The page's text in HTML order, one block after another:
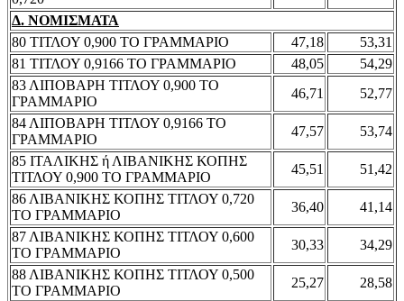
Δ. ΝΟΜΙΣΜΑΤΑ
80 ΤΙΤΛΟΥ 0,900 ΤΟ ΓΡΑΜΜΑΡΙΟ
47,18
53,31
81 ΤΙΤΛΟΥ 0,9166 ΤΟ ΓΡΑΜΜΑΡΙΟ
48,05
54,29
83 ΛΙΠΟΒΑΡΗ ΤΙΤΛΟΥ 0,900 ΤΟ
ΓΡΑΜΜΑΡΙΟ
46,71
52,77
84 ΛΙΠΟΒΑΡΗ ΤΙΤΛΟΥ 0,9166 ΤΟ
ΓΡΑΜΜΑΡΙΟ
47,57
53,74
85 ΙΤΑΛΙΚΗΣ ή ΛΙΒΑΝΙΚΗΣ ΚΟΠΗΣ
ΤΙΤΛΟΥ 0,900 ΤΟ ΓΡΑΜΜΑΡΙΟ
45,51
51,42
86 ΛΙΒΑΝΙΚΗΣ ΚΟΠΗΣ ΤΙΤΛΟΥ 0,720
ΤΟ ΓΡΑΜΜΑΡΙΟ
36,40
41,14
87 ΛΙΒΑΝΙΚΗΣ ΚΟΠΗΣ ΤΙΤΛΟΥ 0,600
ΤΟ ΓΡΑΜΜΑΡΙΟ
30,33
34,29
88 ΛΙΒΑΝΙΚΗΣ ΚΟΠΗΣ ΤΙΤΛΟΥ 0,500
ΤΟ ΓΡΑΜΜΑΡΙΟ
25,27 28,58